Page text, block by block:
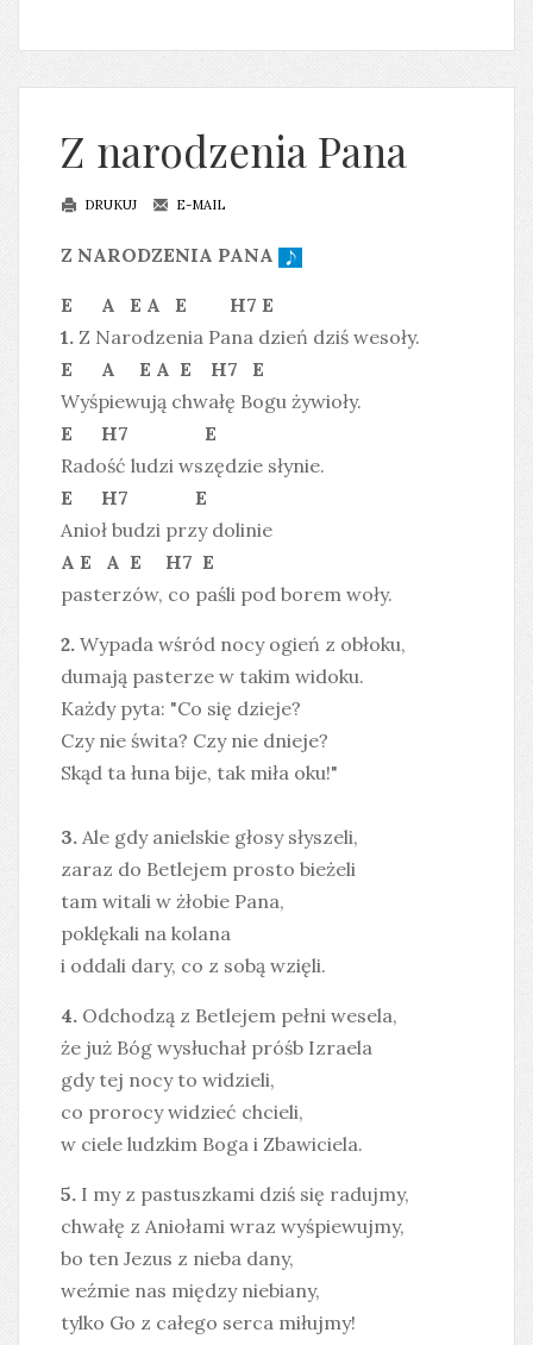
Z narodzenia Pana
DRUKUJ E-MAIL
Z NARODZENIA PANA
E A E A E H7 E
1. Z Narodzenia Pana dzień dziś wesoły.
E A E A E H7 E
Wyśpiewują chwałę Bogu żywioły.
E H7 E
Radość ludzi wszędzie słynie.
E H7 E
Anioł budzi przy dolinie
A E A E H7 E
pasterzów, co paśli pod borem woły.
2. Wypada wśród nocy ogień z obłoku,
dumają pasterze w takim widoku.
Każdy pyta: "Co się dzieje?
Czy nie świta? Czy nie dnieje?
Skąd ta łuna bije, tak miła oku!"
3. Ale gdy anielskie głosy słyszeli,
zaraz do Betlejem prosto bieżeli
tam witali w żłobie Pana,
poklękali na kolana
i oddali dary, co z sobą wzięli.
4. Odchodzą z Betlejem pełni wesela,
że już Bóg wysłuchał próśb Izraela
gdy tej nocy to widzieli,
co prorocy widzieć chcieli,
w ciele ludzkim Boga i Zbawiciela.
5. I my z pastuszkami dziś się radujmy,
chwałę z Aniołami wraz wyśpiewujmy,
bo ten Jezus z nieba dany,
weźmie nas między niebiany,
tylko Go z całego serca miłujmy!